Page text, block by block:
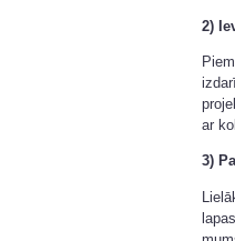
2)
ar
3)